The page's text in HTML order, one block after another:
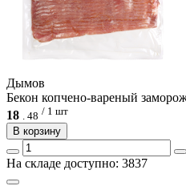
Дымов
Бекон копчено-вареный
18 . 48 / 1 шт
В корзину
На складе доступно: 3837